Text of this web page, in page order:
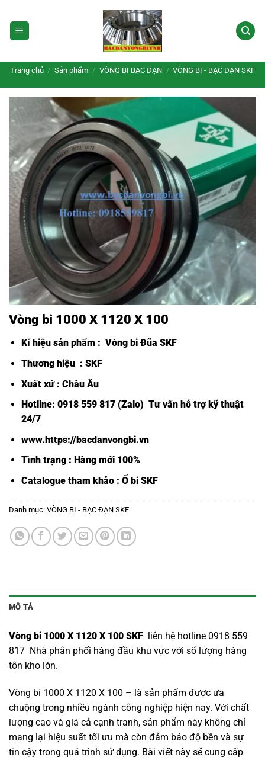
qua
nội
Trang chủ / Sản phẩm / VÒNG BI BẠC ĐẠN / VÒNG BI - BẠC ĐẠN SKF
Vòng bi 1000 X 1120 X 100
Kí hiệu sản phẩm : Vòng bi Đũa SKF
Thương hiệu : SKF
Xuất xứ : Châu Âu
Hotline: 0918 559 817 (Zalo) Tư vấn hỗ trợ kỹ thuật
24/7
www.https://bacdanvongbi.vn
Tình trạng : Hàng mới 100%
Catalogue tham khảo : Ổ bi SKF
Danh mục: VÒNG BI - BẠC ĐẠN SKF
MÔ TẢ
Vòng bi 1000 X 1120 X 100 SKF liên hệ hotline 0918 559
817 Nhà phân phối hàng đầu khu vực với số lượng hàng
tôn kho lớn.
Vòng bi 1000 X 1120 X 100 – là sản phẩm được ưa
chuộng trong nhiều ngành công nghiệp hiện nay. Với chất
lượng cao và giá cả cạnh tranh, sản phẩm này không chỉ
mang lại hiệu suất tối ưu mà còn đảm bảo độ bền và sự
tin cậy trong quá trình sử dụng. Bài viết này sẽ cung cấp